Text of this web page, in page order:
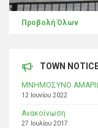
Προβολή Όλων
TOWN
ΜΝΗΜΟΣΥΝΟ
12 Ιουνίου 2022
Ανακοίνωση
27 Ιουλίου 2017